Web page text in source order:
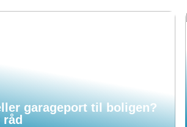
garageport til boligen?